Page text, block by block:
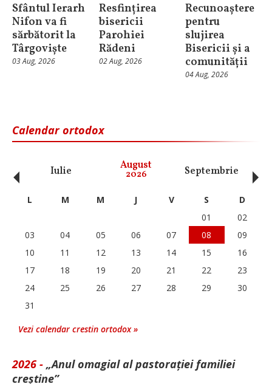
Sfântul Ierarh
Nifon va fi
sărbătorit la
Târgoviște
03 Aug, 2026
Resfințirea
bisericii
Parohiei
Rădeni
02 Aug, 2026
Recunoaștere
pentru
slujirea
Bisericii și a
comunității
04 Aug, 2026
Calendar ortodox
Iulie August
2026 Septembrie
‹ L M M J V S
D
01
02
03
04 05 06 07 08
09
10
11 12 13 14 15
16
17
18 19 20 21 22
23
24
25 26 27 28 29
30
31
Vezi calendar crestin ortodox »
2026 - „Anul omagial al pastorației familiei
creștine”